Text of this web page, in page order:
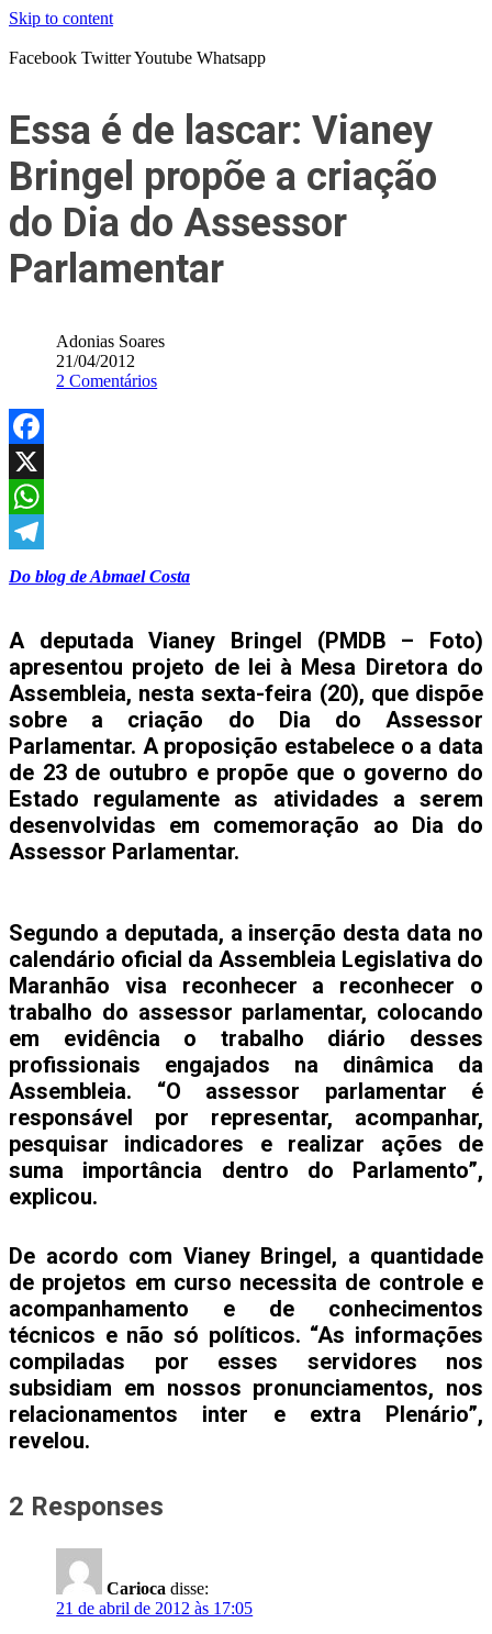
Skip to content
Facebook TwitterYoutube Whatsapp
Essa é de lascar: Vianey
Bringel propõe a criação
do Dia do Assessor
Parlamentar
Adonias Soares
21/04/2012
2 Comentários
Facebook
X
WhatsApp
Telegram
Do blog de Abmael Costa
A deputada Vianey Bringel (PMDB – Foto)
apresentou projeto de lei à Mesa Diretora do
Assembleia, nesta sexta-feira (20), que dispõe
sobre a criação do Dia do Assessor
Parlamentar. A proposição estabelece o a data
de 23 de outubro e propõe que o governo do
Estado regulamente as atividades a serem
desenvolvidas em comemoração ao Dia do
Assessor Parlamentar.
Segundo a deputada, a inserção desta data no
calendário oficial da Assembleia Legislativa do
Maranhão visa reconhecer a reconhecer o
trabalho do assessor parlamentar, colocando
em evidência o trabalho diário desses
profissionais engajados na dinâmica da
Assembleia. “O assessor parlamentar é
responsável por representar, acompanhar,
pesquisar indicadores e realizar ações de
suma importância dentro do Parlamento”,
explicou.
De acordo com Vianey Bringel, a quantidade
de projetos em curso necessita de controle e
acompanhamento e de conhecimentos
técnicos e não só políticos. “As informações
compiladas por esses servidores nos
subsidiam em nossos pronunciamentos, nos
relacionamentos inter e extra Plenário”,
revelou.
2 Responses
Carioca disse:
21 de abril de 2012 às 17:05